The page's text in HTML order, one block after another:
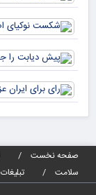
صفحه نخست
سلامت
تبلیغات